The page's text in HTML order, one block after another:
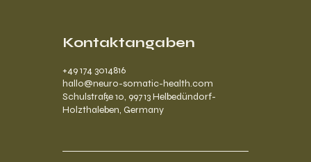
Kontaktangaben
+49 174 3014816
hallo@neuro-somatic-health.com
Schulstraße 10, 99713 Helbedündorf-
Holzthaleben, Germany